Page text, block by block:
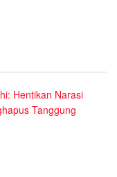
Hentikan Narasi
Tanggung